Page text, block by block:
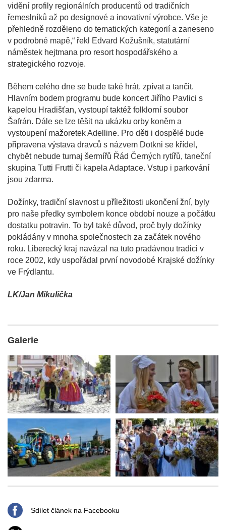
vidění profily regionálních producentů od tradičních
řemeslníků až po designové a inovativní výrobce. Vše je
přehledně rozděleno do tematických kategorií a zaneseno
v podrobné mapě,“ řekl Edvard Kožušník, statutární
náměstek hejtmana pro resort hospodářského a
strategického rozvoje.
Během celého dne se bude také hrát, zpívat a tančit.
Hlavním bodem programu bude koncert Jiřího Pavlici s
kapelou Hradišťan, vystoupí taktéž folklorní soubor
Šafrán. Dále se lze těšit na ukázku orby koněm a
vystoupení mažoretek Adelline. Pro děti i dospělé bude
připravena výstava dravců s názvem Dotkni se křídel,
chybět nebude turnaj šermířů Řád Černých rytířů, taneční
skupina Tutti Frutti či kapela Adaptace. Vstup i parkování
jsou zdarma.
Dožínky, tradiční slavnost u příležitosti ukončení žní, byly
pro naše předky symbolem konce období nouze a počátku
dostatku potravin. To byl také důvod, proč byly dožínky
pokládány v mnoha společnostech za začátek nového
roku. Liberecký kraj navázal na tuto pradávnou tradici v
roce 2002, kdy uspořádal první novodobé Krajské dožínky
ve Frýdlantu.
LK/Jan Mikulička
Galerie
Sdílet článek na Facebooku